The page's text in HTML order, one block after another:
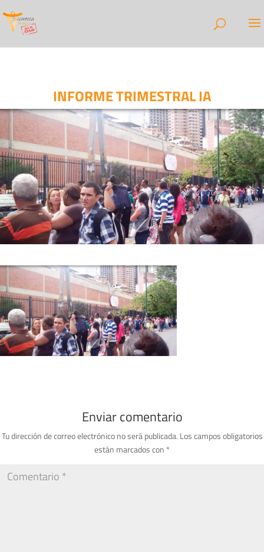
INFORME TRIMESTRAL IA
Enviar comentario
Tu dirección de correo electrónico no será publicada. Los campos obligatorios
están marcados con *